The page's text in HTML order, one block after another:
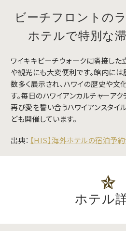
ビーチフロントの
ホテルで特別な
ワイキキビーチウォークに隣接した
や観光にも大変便利です。館内に
数多く展示され、ハワイの歴史や文
す。毎日のハワイアンカルチャーア
再び愛を誓い合うハワイアンスタイ
ども開催しています。
出典： 【HIS】海外ホテルの宿泊予約
ホテル